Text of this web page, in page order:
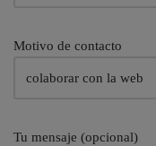
Motivo de contacto
Tu mensaje (opcional)